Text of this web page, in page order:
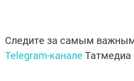
Следите за самым
Telegram-канале Татмедиа